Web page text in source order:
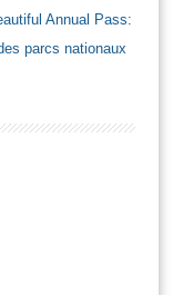
Annual Pass:
parcs nationaux